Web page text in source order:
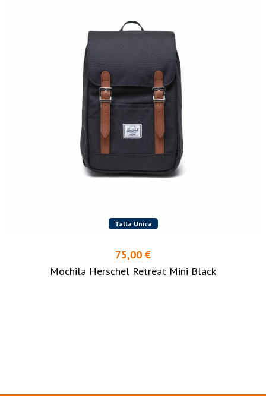
Talla Unica
75,00 €
Mochila Herschel Retreat Mini Black